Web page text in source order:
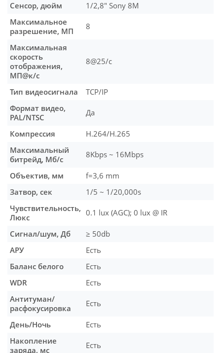
Сенсор, дюйм
1/2,8" Sony 8M
Максимальное
разрешение, МП
8
Максимальная
скорость
отображения,
МП@к/с
8@25/c
Тип видеосигнала
TCP/IP
Формат видео,
PAL/NTSC
Да
Компрессия
H.264/H.265
Максимальный
битрейд, Мб/с
8Kbps ~ 16Mbps
Объектив, мм
f=3,6 mm
Затвор, сек
1/5 ~ 1/20,000s
Чувствительность,
Люкс
0.1 lux (AGC); 0 lux @ IR
Сигнал/шум, Дб
≥ 50db
АРУ
Есть
Баланс белого
Есть
WDR
Есть
Антитуман/
расфокусировка
Есть
День/Ночь
Есть
Накопление
заряда, мс
Есть